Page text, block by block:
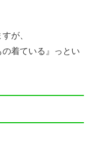
が、
着ている』っとい